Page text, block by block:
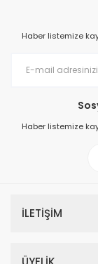
Haber listemize
Haber listemize
İLETİŞİM